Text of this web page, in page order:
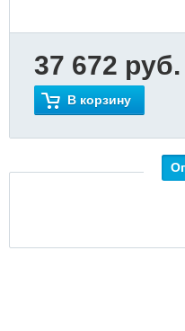
37 672 руб.
В корзину